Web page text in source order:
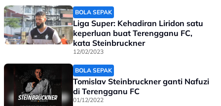
BOLA SEPAK
Liga Super: Kehadiran Liridon satu
keperluan buat Terengganu FC,
kata Steinbruckner
12/02/2023
BOLA SEPAK
Tomislav Steinbruckner ganti Nafuzi
di Terengganu FC
01/12/2022